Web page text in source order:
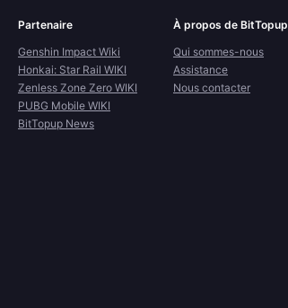
Partenaire
Genshin Impact Wiki
Honkai: Star Rail WIKI
Zenless Zone Zero WIKI
PUBG Mobile WIKI
BitTopup News
À propos de BitTopup
Qui sommes-nous
Assistance
Nous contacter